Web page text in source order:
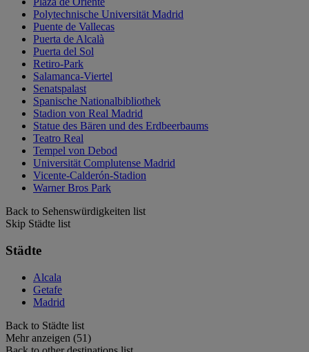
Polytechnische Universität Madrid
Puente de Vallecas
Puerta de Alcalà
Puerta del Sol
Retiro-Park
Salamanca-Viertel
Senatspalast
Spanische Nationalbibliothek
Stadion von Real Madrid
Statue des Bären und des Erdbeerbaums
Teatro Real
Tempel von Debod
Universität Complutense Madrid
Vicente-Calderón-Stadion
Warner Bros Park
Back to Sehenswürdigkeiten list
Skip Städte list
Städte
Alcala
Getafe
Madrid
Back to Städte list
Mehr anzeigen (51)